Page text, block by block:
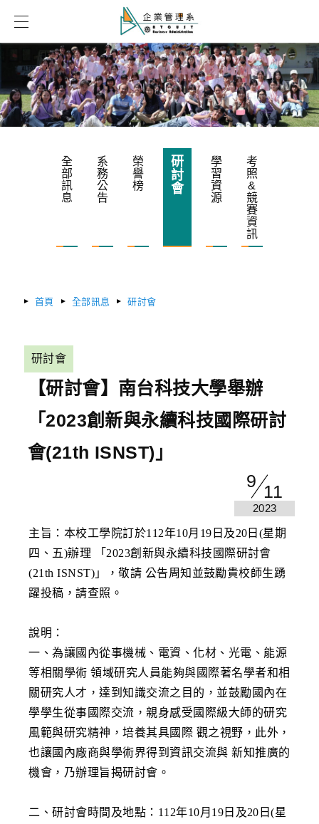
全
部
訊
息
系
務
公
告
榮
譽
榜
研
討
會
學
習
資
源
考
照
&
競
賽
資
訊
首頁 全部訊息 研討會
研討會
【研討會】南台科技大學舉辦
「2023創新與永續科技國際研討
會(21th ISNST)」
2023
9
11
主旨：本校工學院訂於112年10月19日及20日(星期
四、五)辦理 「2023創新與永續科技國際研討會
(21th ISNST)」，敬請 公告周知並鼓勵貴校師生踴
躍投稿，請查照。
說明：
一、為讓國內從事機械、電資、化材、光電、能源
等相關學術 領域研究人員能夠與國際著名學者和相
關研究人才，達到知識交流之目的，並鼓勵國內在
學學生從事國際交流，親身感受國際級大師的研究
風範與研究精神，培養其具國際 觀之視野，此外，
也讓國內廠商與學術界得到資訊交流與 新知推廣的
機會，乃辦理旨揭研討會。
二、研討會時間及地點：112年10月19日及20日(星